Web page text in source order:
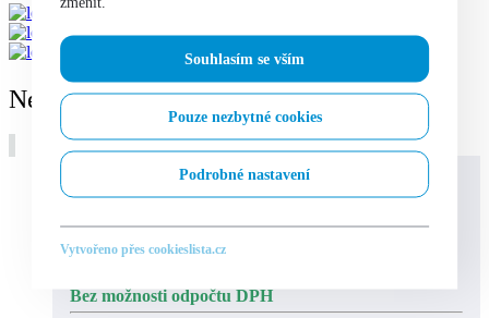
Nejnovější zboží k prodeji
Čtěte více
Bez možnosti odpočtu DPH
Souhlasím se vším
Pouze nezbytné cookies
Podrobné nastavení
Vytvořeno přes cookieslista.cz